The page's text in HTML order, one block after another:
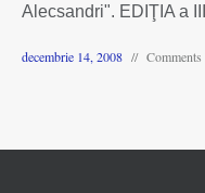
Alecsandri". EDIŢIA a
decembrie 14, 2008